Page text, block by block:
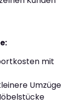
mit
Umzüge